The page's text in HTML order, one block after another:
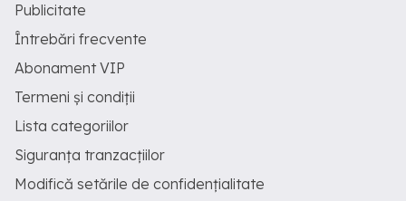
Publicitate
Întrebări frecvente
Abonament VIP
Termeni și condiții
Lista categoriilor
Siguranța tranzacțiilor
Modifică setările de confidențialitate